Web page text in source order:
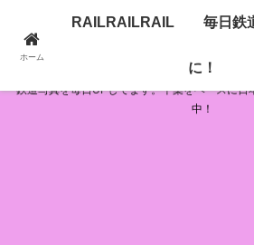
RAILRAILRAIL 毎日鉄道
鉄道写真を毎日UPしてます。千葉をベースに日
中！
ホーム
RAILRAILRAIL 毎日鉄
に！